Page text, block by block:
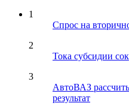
1
Спрос на
2
Тока субсидии
3
АвтоВАЗ
результат